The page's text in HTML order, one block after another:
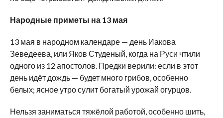
Народные приметы на 13 мая
13 мая в народном календаре — день Иакова
Зеведеева, или Яков Студеный, когда на Руси чтили
одного из 12 апостолов. Предки верили: если в этот
день идёт дождь — будет много грибов, особенно
белых; ясное утро сулит богатый урожай огурцов.
Нельзя заниматься тяжёлой работой, особенно шить,